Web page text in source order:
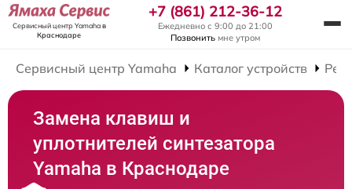
Сервисный центр Yamahaв
Краснодаре
+7 (861) 212-36-12
Ежедневно с 9:00 до 21:00
Позвонить мне утром
Сервисный центр Yamaha Каталог устройств
Замена клавиш и
уплотнителей синтезатора
Yamaha в Краснодаре